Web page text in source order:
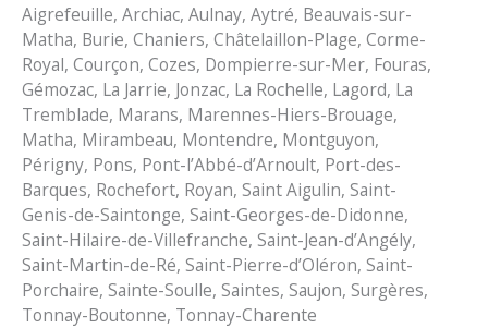
Aigrefeuille, Archiac, Aulnay, Aytré, Beauvais-sur-
Matha, Burie, Chaniers, Châtelaillon-Plage, Corme-
Royal, Courçon, Cozes, Dompierre-sur-Mer, Fouras,
Gémozac, La Jarrie, Jonzac, La Rochelle, Lagord, La
Tremblade, Marans, Marennes-Hiers-Brouage,
Matha, Mirambeau, Montendre, Montguyon,
Périgny, Pons, Pont-l’Abbé-d’Arnoult, Port-des-
Barques, Rochefort, Royan, Saint Aigulin, Saint-
Genis-de-Saintonge, Saint-Georges-de-Didonne,
Saint-Hilaire-de-Villefranche, Saint-Jean-d’Angély,
Saint-Martin-de-Ré, Saint-Pierre-d’Oléron, Saint-
Porchaire, Sainte-Soulle, Saintes, Saujon, Surgères,
Tonnay-Boutonne, Tonnay-Charente